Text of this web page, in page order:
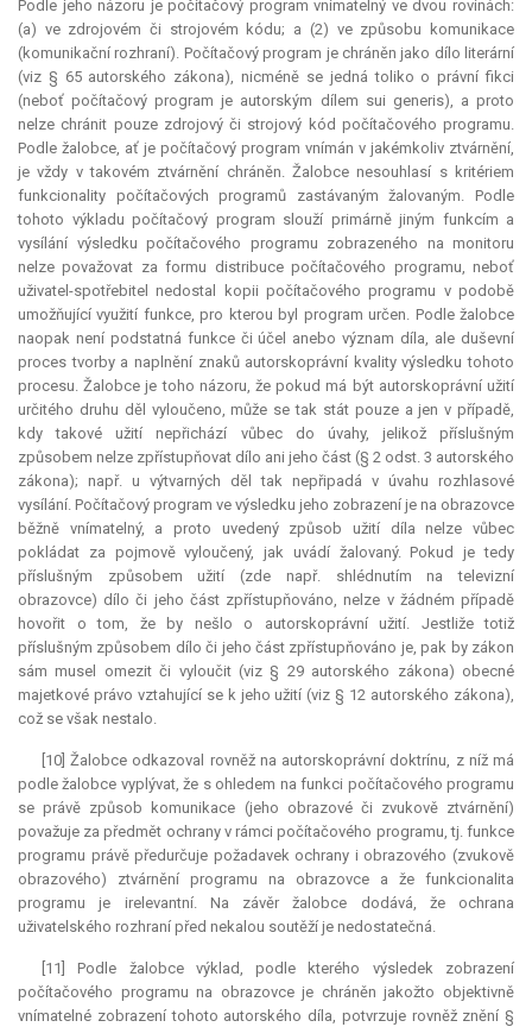
Podle jeho názoru je počítačový program vnímatelný ve dvou rovinách:
(a) ve zdrojovém či strojovém kódu; a (2) ve způsobu komunikace
(komunikační rozhraní). Počítačový program je chráněn jako dílo literární
(viz § 65 autorského zákona), nicméně se jedná toliko o právní fikci
(neboť počítačový program je autorským dílem sui generis), a proto
nelze chránit pouze zdrojový či strojový kód počítačového programu.
Podle žalobce, ať je počítačový program vnímán v jakémkoliv ztvárnění,
je vždy v takovém ztvárnění chráněn. Žalobce nesouhlasí s kritériem
funkcionality počítačových programů zastávaným žalovaným. Podle
tohoto výkladu počítačový program slouží primárně jiným funkcím a
vysílání výsledku počítačového programu zobrazeného na monitoru
nelze považovat za formu distribuce počítačového programu, neboť
uživatel-spotřebitel nedostal kopii počítačového programu v podobě
umožňující využití funkce, pro kterou byl program určen. Podle žalobce
naopak není podstatná funkce či účel anebo význam díla, ale duševní
proces tvorby a naplnění znaků autorskoprávní kvality výsledku tohoto
procesu. Žalobce je toho názoru, že pokud má být autorskoprávní užití
určitého druhu děl vyloučeno, může se tak stát pouze a jen v případě,
kdy takové užití nepřichází vůbec do úvahy, jelikož příslušným
způsobem nelze zpřístupňovat dílo ani jeho část (§ 2 odst. 3 autorského
zákona); např. u výtvarných děl tak nepřipadá v úvahu rozhlasové
vysílání. Počítačový program ve výsledku jeho zobrazení je na obrazovce
běžně vnímatelný, a proto uvedený způsob užití díla nelze vůbec
pokládat za pojmově vyloučený, jak uvádí žalovaný. Pokud je tedy
příslušným způsobem užití (zde např. shlédnutím na televizní
obrazovce) dílo či jeho část zpřístupňováno, nelze v žádném případě
hovořit o tom, že by nešlo o autorskoprávní užití. Jestliže totiž
příslušným způsobem dílo či jeho část zpřístupňováno je, pak by zákon
sám musel omezit či vyloučit (viz § 29 autorského zákona) obecné
majetkové právo vztahující se k jeho užití (viz § 12 autorského zákona),
což se však nestalo.
[10] Žalobce odkazoval rovněž na autorskoprávní doktrínu, z níž má
podle žalobce vyplývat, že s ohledem na funkci počítačového programu
se právě způsob komunikace (jeho obrazové či zvukově ztvárnění)
považuje za předmět ochrany v rámci počítačového programu, tj. funkce
programu právě předurčuje požadavek ochrany i obrazového (zvukově
obrazového) ztvárnění programu na obrazovce a že funkcionalita
programu je irelevantní. Na závěr žalobce dodává, že ochrana
uživatelského rozhraní před nekalou soutěží je nedostatečná.
[11] Podle žalobce výklad, podle kterého výsledek zobrazení
počítačového programu na obrazovce je chráněn jakožto objektivně
vnímatelné zobrazení tohoto autorského díla, potvrzuje rovněž znění §